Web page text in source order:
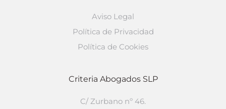
Aviso Legal
Política de Privacidad
Política de Cookies
Criteria Abogados SLP
C/ Zurbano nº 46.